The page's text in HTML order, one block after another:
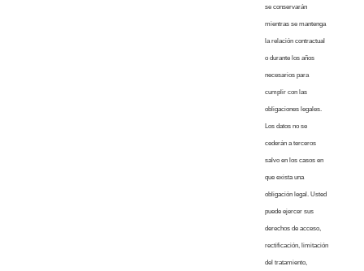
se conservarán
mientras se mantenga
la relación contractual
o durante los años
necesarios para
cumplir con las
obligaciones legales.
Los datos no se
cederán a terceros
salvo en los casos en
que exista una
obligación legal. Usted
puede ejercer sus
derechos de acceso,
rectificación, limitación
del tratamiento,